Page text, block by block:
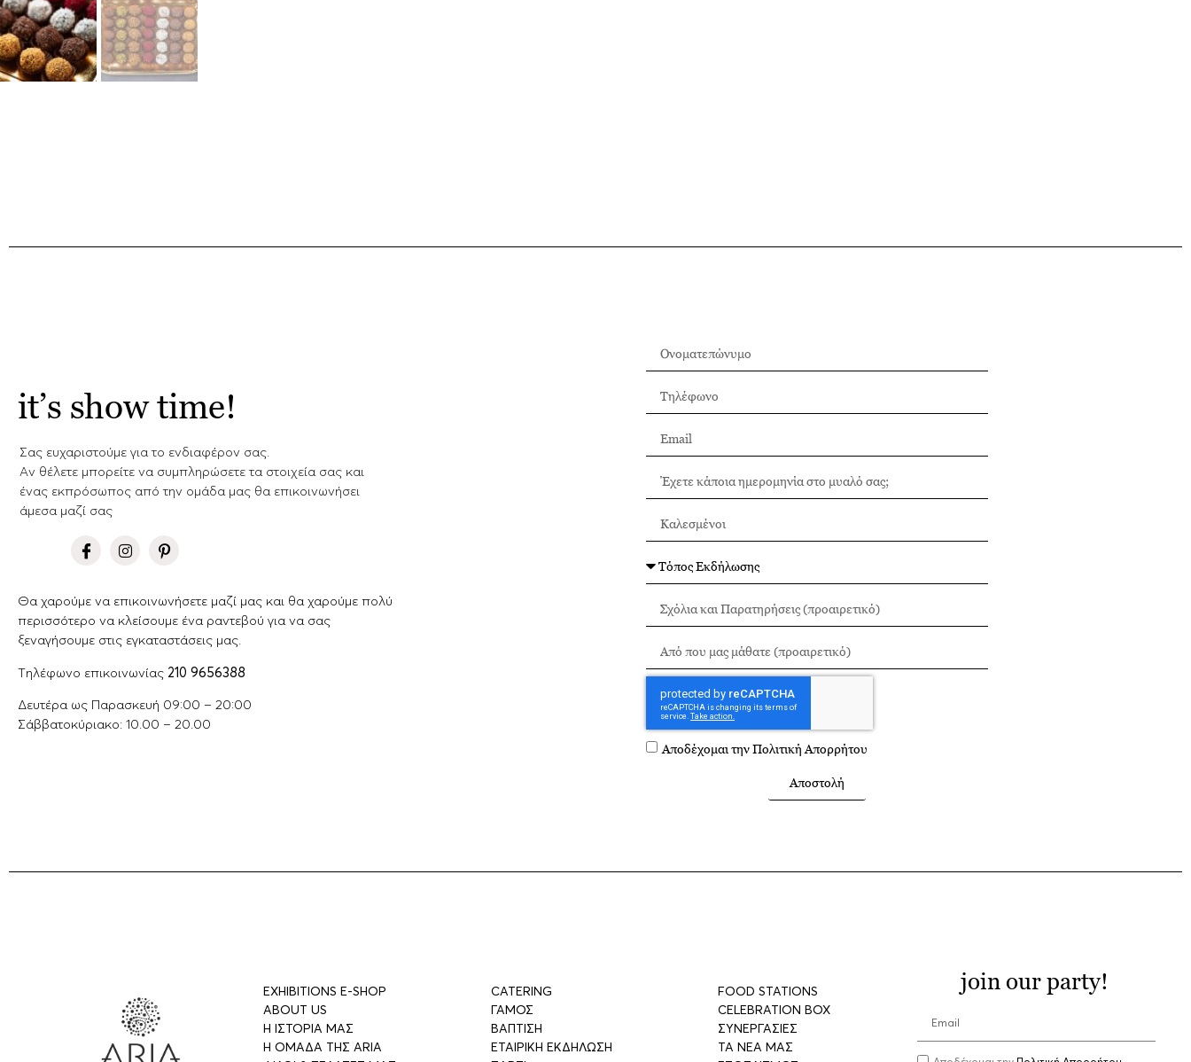
it’s show time!
Σας ευχαριστούμε για το ενδιαφέρον σας.
Aν θέλετε μπορείτε να συμπληρώσετε τα στοιχεία σας και
ένας εκπρόσωπος από την ομάδα μας θα επικοινωνήσει
άμεσα μαζί σας
Θα χαρούμε να επικοινωνήσετε μαζί μας και θα χαρούμε πολύ
περισσότερο να κλείσουμε ένα ραντεβού για να σας
ξεναγήσουμε στις εγκαταστάσεις μας.
Tηλέφωνο επικοινωνίας 210 9656388
Δευτέρα ως Παρασκευή 09:00 – 20:00
Σάββατοκύριακο: 10.00 – 20.00
Αποδέχομαι τηνΠολιτική Απορρήτου
Αποστολή
EXHIBITIONS E-SHOP
ABOUT US
Η ΙΣΤΟΡΙΑ ΜΑΣ
Η ΟΜΑΔΑ ΤΗΣ ARIA
CATERING
ΓΑΜΟΣ
ΒΑΠΤΙΣΗ
ΕΤΑΙΡΙΚΗ ΕΚΔΗΛΩΣΗ
FOOD STATIONS
CELEBRATION BOX
ΣΥΝΕΡΓΑΣΙΕΣ
ΤΑ ΝΕΑ ΜΑΣ
join our party!